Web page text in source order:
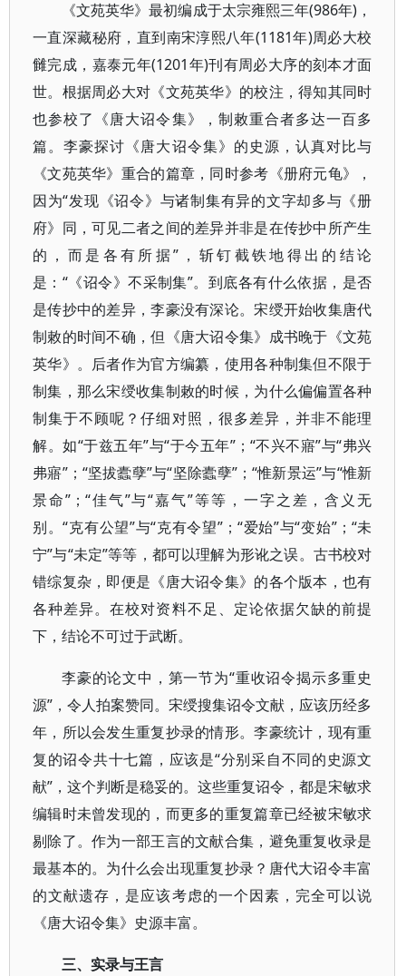
《文苑英华》最初编成于太宗雍熙三年(986年)，
一直深藏秘府，直到南宋淳熙八年(1181年)周必大校
雠完成，嘉泰元年(1201年)刊有周必大序的刻本才面
世。根据周必大对《文苑英华》的校注，得知其同时
也参校了《唐大诏令集》，制敕重合者多达一百多
篇。李豪探讨《唐大诏令集》的史源，认真对比与
《文苑英华》重合的篇章，同时参考《册府元龟》，
因为“发现《诏令》与诸制集有异的文字却多与《册
府》同，可见二者之间的差异并非是在传抄中所产生
的，而是各有所据”，斩钉截铁地得出的结论
是：“《诏令》不采制集”。到底各有什么依据，是否
是传抄中的差异，李豪没有深论。宋绶开始收集唐代
制敕的时间不确，但《唐大诏令集》成书晚于《文苑
英华》。后者作为官方编纂，使用各种制集但不限于
制集，那么宋绶收集制敕的时候，为什么偏偏置各种
制集于不顾呢？仔细对照，很多差异，并非不能理
解。如“于兹五年”与“于今五年”；“不兴不寤”与“弗兴
弗寤”；“坚拔蠹孽”与“坚除蠹孽”；“惟新景运”与“惟新
景命”；“佳气”与“嘉气”等等，一字之差，含义无
别。“克有公望”与“克有令望”；“爱始”与“变始”；“未
宁”与“未定”等等，都可以理解为形讹之误。古书校对
错综复杂，即便是《唐大诏令集》的各个版本，也有
各种差异。在校对资料不足、定论依据欠缺的前提
下，结论不可过于武断。
李豪的论文中，第一节为“重收诏令揭示多重史
源”，令人拍案赞同。宋绶搜集诏令文献，应该历经多
年，所以会发生重复抄录的情形。李豪统计，现有重
复的诏令共十七篇，应该是“分别采自不同的史源文
献”，这个判断是稳妥的。这些重复诏令，都是宋敏求
编辑时未曾发现的，而更多的重复篇章已经被宋敏求
剔除了。作为一部王言的文献合集，避免重复收录是
最基本的。为什么会出现重复抄录？唐代大诏令丰富
的文献遗存，是应该考虑的一个因素，完全可以说
《唐大诏令集》史源丰富。
三、实录与王言